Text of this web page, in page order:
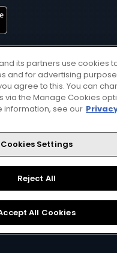
Watch Now
your favourite DStv App.
its partners use cookies
and for advertising
agree to this. You can
via the Manage Cookies
information, see our
Cookies Settings
Reject All
All Cookies